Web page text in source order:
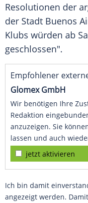
Resolutionen der
der Stadt Buenos
Klubs würden ab
geschlossen".
Empfohlener
Glomex GmbH
Wir benötigen Ihre
Redaktion
anzuzeigen. Sie
lassen und auch
jetzt aktivieren
Ich bin damit
angezeigt werden.